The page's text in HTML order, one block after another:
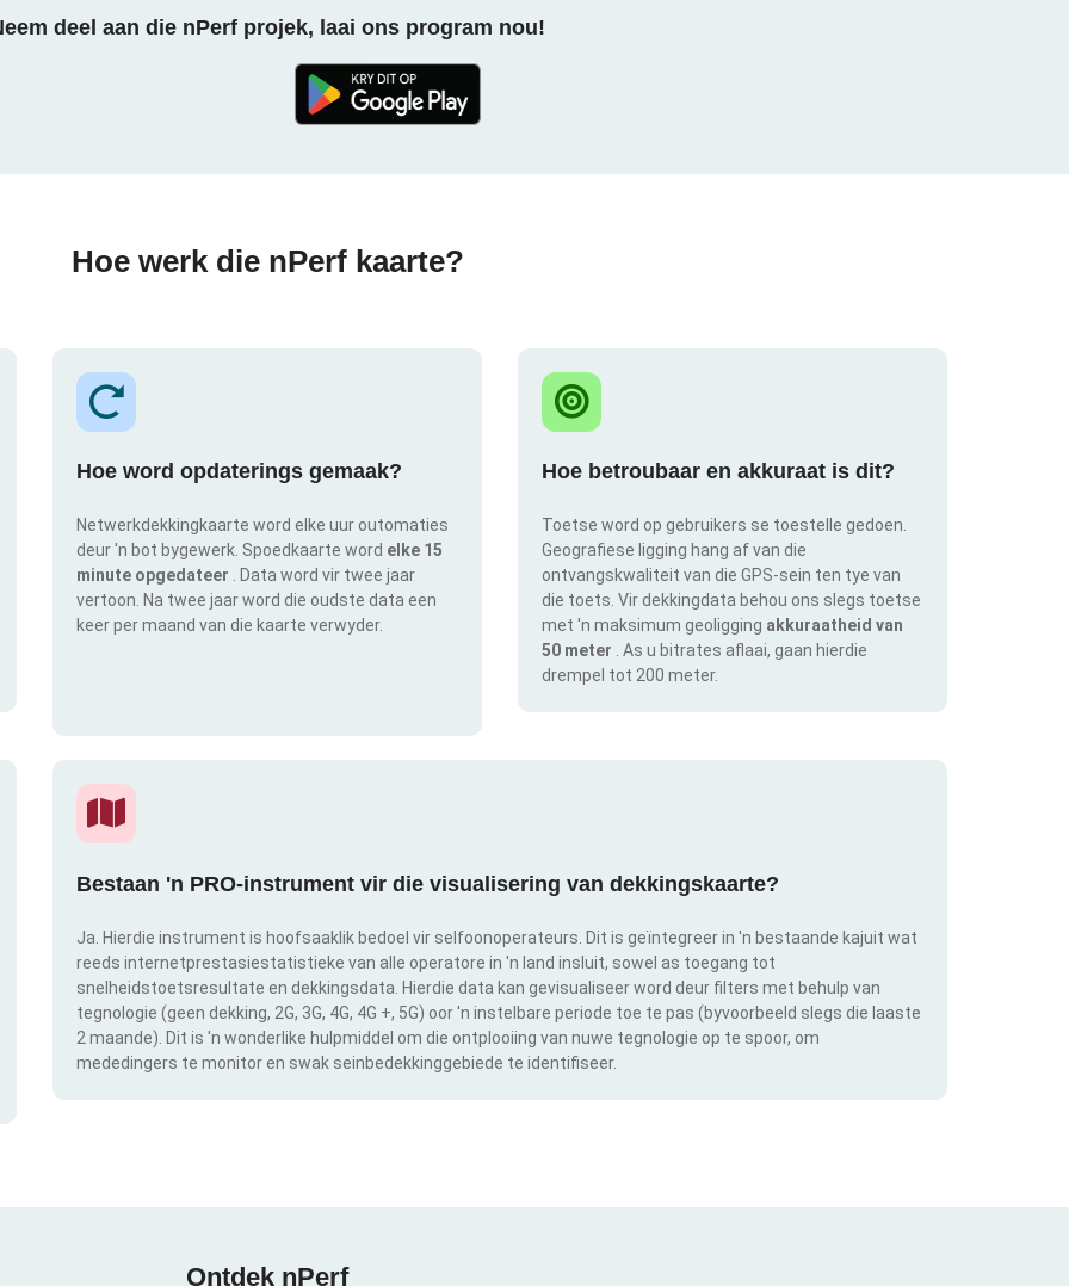
deel aan die nPerf projek, laai ons program nou!
Hoe werk die nPerf kaarte?
Hoe word opdaterings gemaak?
Netwerkdekkingkaarte word elke uur outomaties
deur 'n bot bygewerk. Spoedkaarte word elke 15
minute opgedateer
. Data word vir twee jaar
vertoon. Na twee jaar word die oudste data een
keer per maand van die kaarte verwyder.
Hoe betroubaar en akkuraat is dit?
Toetse word op gebruikers se toestelle gedoen.
Geografiese ligging hang af van die
ontvangskwaliteit van die GPS-sein ten tye van
die toets. Vir dekkingdata behou ons slegs toetse
met 'n maksimum geoligging akkuraatheid van
50 meter
. As u bitrates aflaai, gaan hierdie
drempel tot 200 meter.
Bestaan 'n PRO-instrument vir die visualisering van dekkingskaarte?
Ja. Hierdie instrument is hoofsaaklik bedoel vir selfoonoperateurs. Dit is geïntegreer in 'n bestaande kajuit wat
reeds internetprestasiestatistieke van alle operatore in 'n land insluit, sowel as toegang tot
snelheidstoetsresultate en dekkingsdata. Hierdie data kan gevisualiseer word deur filters met behulp van
tegnologie (geen dekking, 2G, 3G, 4G, 4G +, 5G) oor 'n instelbare periode toe te pas (byvoorbeeld slegs die laaste
2 maande). Dit is 'n wonderlike hulpmiddel om die ontplooiing van nuwe tegnologie op te spoor, om
mededingers te monitor en swak seinbedekkinggebiede te identifiseer.
Ontdek nPerf